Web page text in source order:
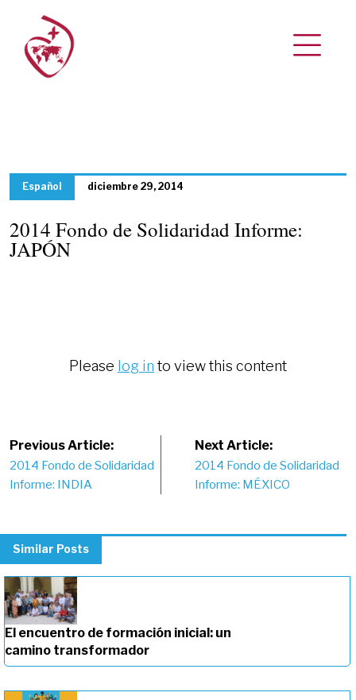
Español diciembre 29, 2014
2014 Fondo de Solidaridad Informe:
JAPÓN
Please log in to view this content
Post
navigation
Previous Article:
2014 Fondo de Solidaridad
Informe: INDIA
Next Article:
2014 Fondo de Solidaridad
Informe: MÉXICO
Similar Posts
El encuentro de formación inicial: un
camino transformador